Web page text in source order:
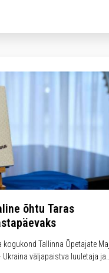
õhtu Taras
kogukond Tallinna Õpetajate
väljapaistva luuletaja ja